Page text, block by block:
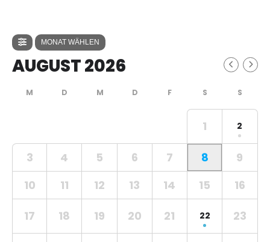
MONAT WÄHLEN
AUGUST 2026
1 2
3 4 5 6 7 8
9
10
11 12 13 14 15 16
17 18 19 20 21 22 23